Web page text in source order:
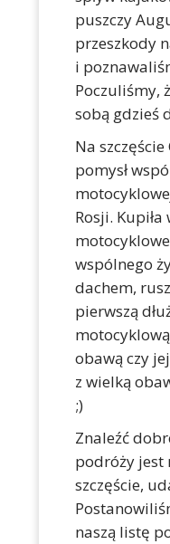
puszczy
przeszkody
i
Poczuliśmy,
sobą gdzieś
Na
pomysł
Rosji.
wspólnego
dachem,
pierwszą
obawą czy
z wielką
;)
Znaleźć
podróży jest
szczęście,
naszą listę